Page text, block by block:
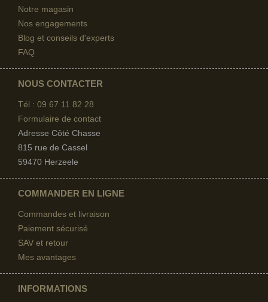
Notre magasin
Nos engagements
Blog et conseils d'experts
FAQ
NOUS CONTACTER
Tél : 09 67 11 82 28
Formulaire de contact
Adresse Côté Chasse
815 rue de Cassel
59470 Herzeele
COMMANDER EN LIGNE
Commandes et livraison
Paiement sécurisé
SAV et retour
Mes avantages
INFORMATIONS